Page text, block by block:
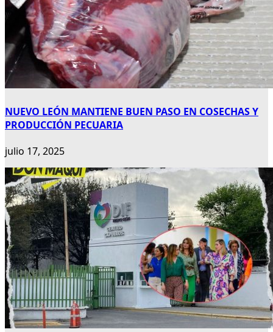
NUEVO LEÓN MANTIENE BUEN PASO EN COSECHAS Y
PRODUCCIÓN PECUARIA
julio 17, 2025